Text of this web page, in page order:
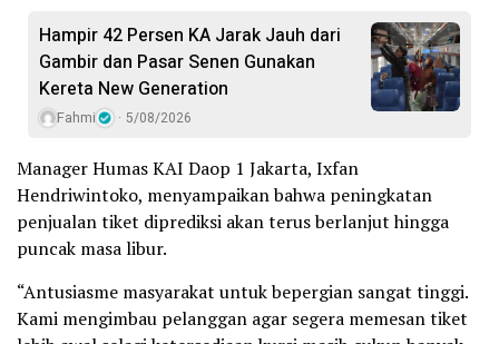
Hampir 42 Persen KA Jarak Jauh dari
Gambir dan Pasar Senen Gunakan
Kereta New Generation
Fahmi 5/08/2026
Manager Humas KAI Daop 1 Jakarta, Ixfan
Hendriwintoko, menyampaikan bahwa peningkatan
penjualan tiket diprediksi akan terus berlanjut hingga
puncak masa libur.
“Antusiasme masyarakat untuk bepergian sangat tinggi.
Kami mengimbau pelanggan agar segera memesan tiket